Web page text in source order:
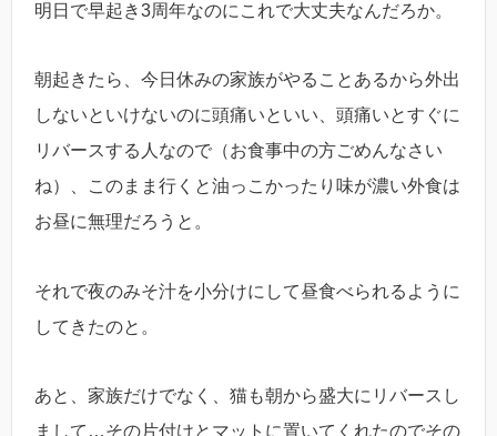
明日で早起き3周年なのにこれで大丈夫なんだろか。
朝起きたら、今日休みの家族がやることあるから外出
しないといけないのに頭痛いといい、頭痛いとすぐに
リバースする人なので（お食事中の方ごめんなさい
ね）、このまま行くと油っこかったり味が濃い外食は
お昼に無理だろうと。
それで夜のみそ汁を小分けにして昼食べられるように
してきたのと。
あと、家族だけでなく、猫も朝から盛大にリバースし
まして…その片付けとマットに置いてくれたのでその